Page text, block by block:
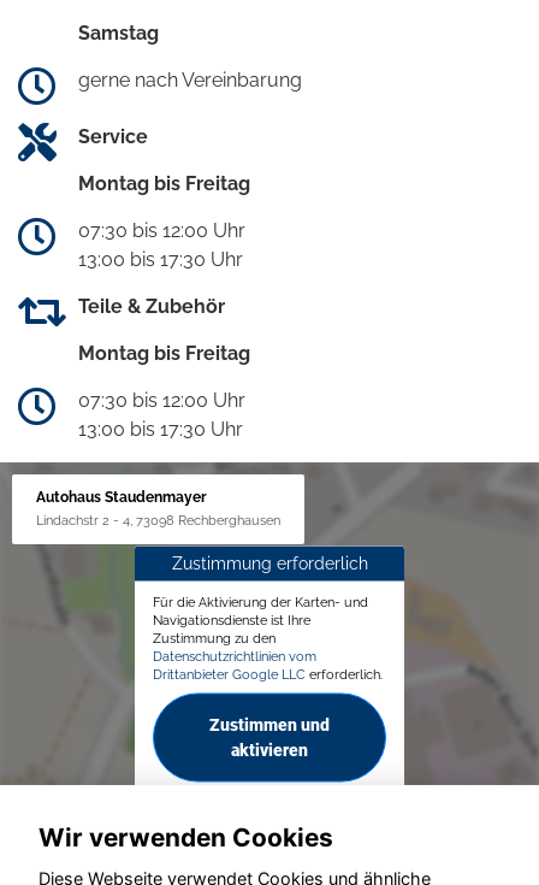
Samstag
gerne nach Vereinbarung
Service
Montag bis Freitag
07:30 bis 12:00 Uhr
13:00 bis 17:30 Uhr
Teile & Zubehör
Montag bis Freitag
07:30 bis 12:00 Uhr
13:00 bis 17:30 Uhr
Autohaus Staudenmayer
Lindachstr 2 - 4, 73098 Rechberghausen
Zustimmung erforderlich
Für die Aktivierung der Karten- und
Navigationsdienste ist Ihre
Zustimmung zu den
Datenschutzrichtlinien vom
Drittanbieter Google LLC erforderlich.
Zustimmen und
aktivieren
Wir verwenden Cookies
Diese Webseite verwendet Cookies und ähnliche